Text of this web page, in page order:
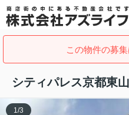
この物件の募集
シティパレス京都東
1/3